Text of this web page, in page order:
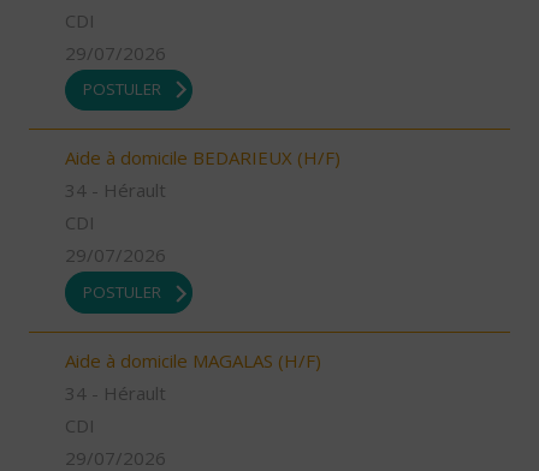
CDI
29/07/2026
POSTULER
Aide à domicile BEDARIEUX (H/F)
34 - Hérault
CDI
29/07/2026
POSTULER
Aide à domicile MAGALAS (H/F)
34 - Hérault
CDI
29/07/2026